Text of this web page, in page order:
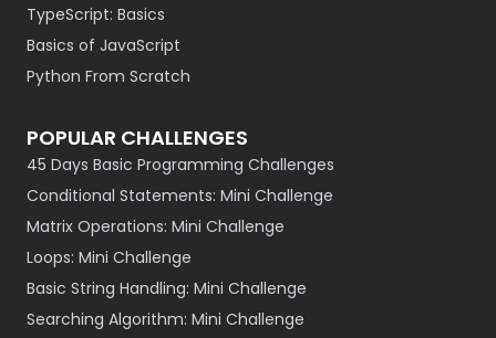
TypeScript: Basics
Basics of JavaScript
Python From Scratch
POPULAR CHALLENGES
45 Days Basic Programming Challenges
Conditional Statements: Mini Challenge
Matrix Operations: Mini Challenge
Loops: Mini Challenge
Basic String Handling: Mini Challenge
Searching Algorithm: Mini Challenge